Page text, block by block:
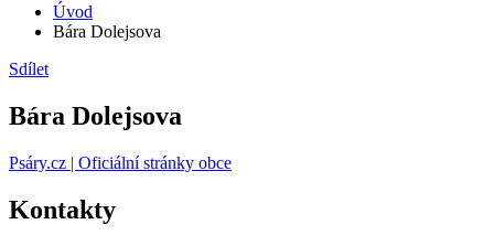
Úvod
Bára Dolejsova
Sdílet
Bára Dolejsova
Psáry.cz | Oficiální stránky obce
Kontakty